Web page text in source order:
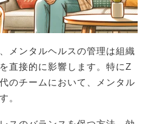
メンタルヘルスの管理は組織
直接的に影響します。特にZ
のチームにおいて、メンタル
。